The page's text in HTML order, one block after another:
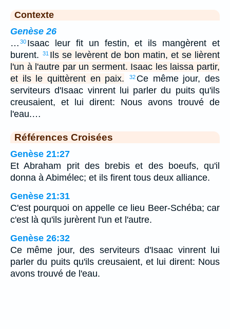
Contexte
Genèse 26
… 30 Isaac leur fit un festin, et ils mangèrent et
burent.
31 Ils se levèrent de bon matin, et se lièrent
l'un à l'autre par un serment. Isaac les laissa partir,
et ils le quittèrent en paix.
32 Ce même jour, des
serviteurs d'Isaac vinrent lui parler du puits qu'ils
creusaient, et lui dirent: Nous avons trouvé de
l'eau.…
Références Croisées
Genèse 21:27
Et Abraham prit des brebis et des boeufs, qu'il
donna à Abimélec; et ils firent tous deux alliance.
Genèse 21:31
C'est pourquoi on appelle ce lieu Beer-Schéba; car
c'est là qu'ils jurèrent l'un et l'autre.
Genèse 26:32
Ce même jour, des serviteurs d'Isaac vinrent lui
parler du puits qu'ils creusaient, et lui dirent: Nous
avons trouvé de l'eau.